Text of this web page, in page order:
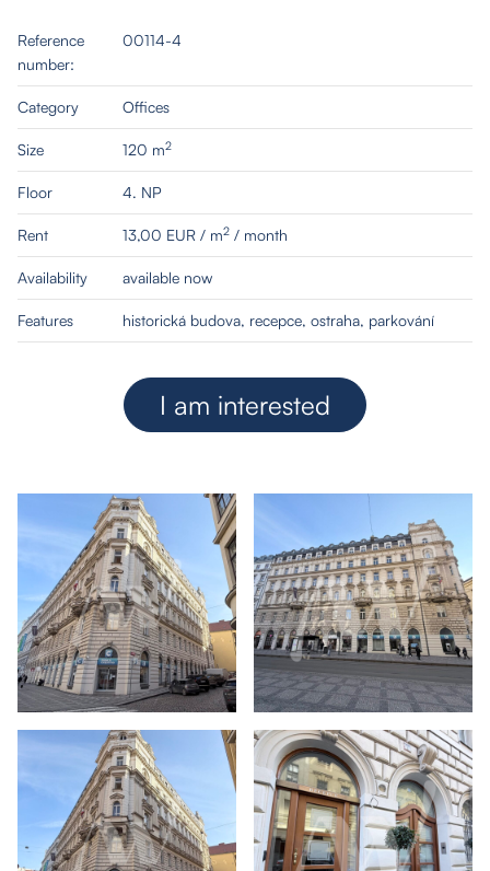
Reference
number:
00114-4
Category Offices
Size 120 m2
Floor 4. NP
Rent 13,00 EUR / m2 / month
Availability available now
Features historická budova, recepce, ostraha, parkování
I am interested